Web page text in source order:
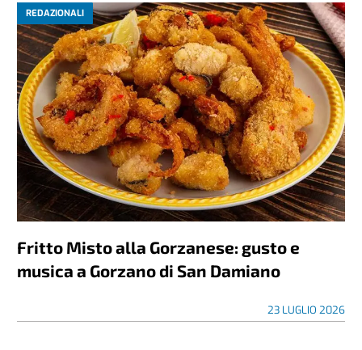
REDAZIONALI
Fritto Misto alla Gorzanese: gusto e
musica a Gorzano di San Damiano
23 LUGLIO 2026